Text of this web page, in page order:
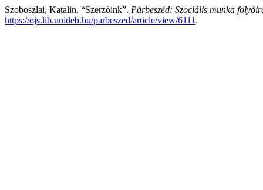
Szoboszlai, Katalin. “Szerzőink”. Párbeszéd: Szociális munka
https://ojs.lib.unideb.hu/parbeszed/article/view/6111 .